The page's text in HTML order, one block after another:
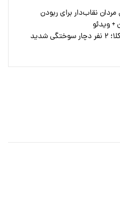
نقاب‌دار برای ربودن
+ ویدئو
انفجار هولناک ساختمان وکلا؛ ۲ نفر دچار سوختگی شدید